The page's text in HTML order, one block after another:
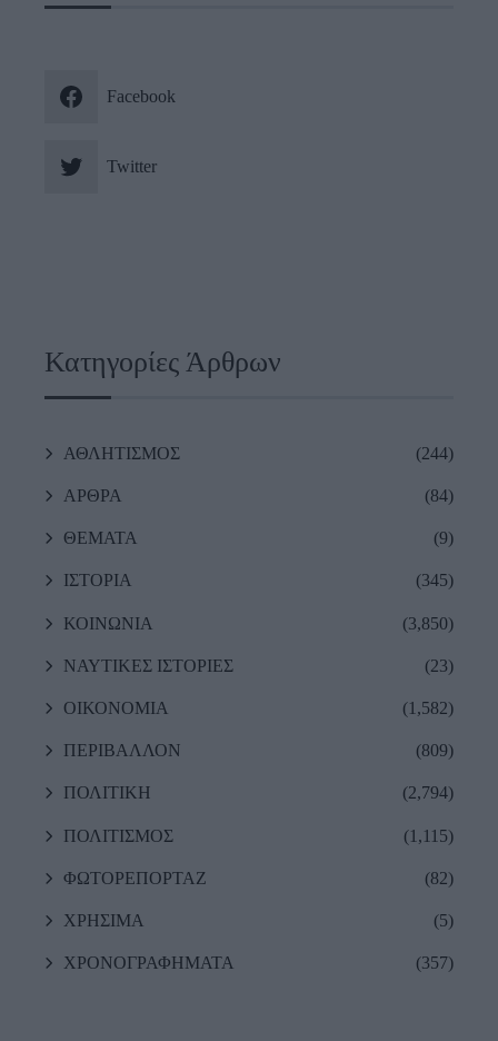
Facebook
Twitter
Κατηγορίες Άρθρων
ΑΘΛΗΤΙΣΜΟΣ (244)
ΑΡΘΡΑ (84)
ΘΕΜΑΤΑ (9)
ΙΣΤΟΡΙΑ (345)
ΚΟΙΝΩΝΙΑ (3,850)
ΝΑΥΤΙΚΕΣ ΙΣΤΟΡΙΕΣ (23)
ΟΙΚΟΝΟΜΙΑ (1,582)
ΠΕΡΙΒΑΛΛΟΝ (809)
ΠΟΛΙΤΙΚΗ (2,794)
ΠΟΛΙΤΙΣΜΟΣ (1,115)
ΦΩΤΟΡΕΠΟΡΤΑΖ (82)
ΧΡΗΣΙΜΑ (5)
ΧΡΟΝΟΓΡΑΦΗΜΑΤΑ (357)